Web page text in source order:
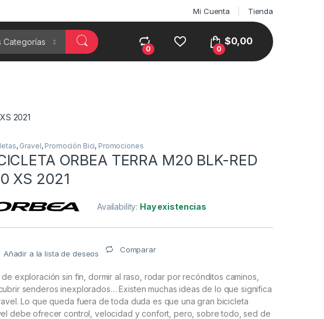
Mi Cuenta Tienda
0 0
$0,00
2021
, Gravel, Promoción Bici, Promociones
ORBEA TERRA M20 BLK-RED
XS 2021
Availability: Hay existencias
Añadir a la lista de deseos Comparar
de exploración sin fin, dormir al raso, rodar por recónditos caminos,
senderos inexplorados… Existen muchas ideas de lo que significa
Lo que queda fuera de toda duda es que una gran bicicleta
debe ofrecer control, velocidad y confort, pero, sobre todo, sed de